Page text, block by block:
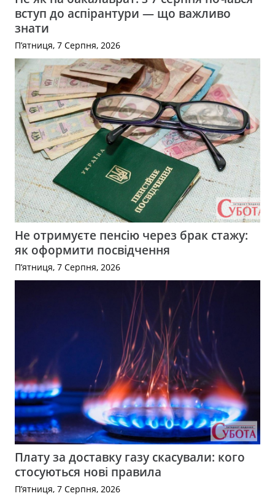
вступ до аспірантури — що важливо
знати
П’ятниця, 7 Серпня, 2026
Не отримуєте пенсію через брак стажу:
як оформити посвідчення
П’ятниця, 7 Серпня, 2026
Плату за доставку газу скасували: кого
стосуються нові правила
П’ятниця, 7 Серпня, 2026